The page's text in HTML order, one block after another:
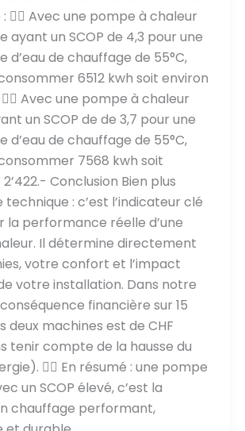
👍🏻 Avec une pompe à chaleur
ayant un SCOP de 4,3 pour une
de chauffage de 55°C,
6512 kwh soit environ
Avec une pompe à chaleur
un SCOP de de 3,7 pour une
de chauffage de 55°C,
7568 kwh soit
Conclusion Bien plus
technique : c’est l’indicateur clé
la performance réelle d’une
Il détermine directement
votre confort et l’impact
votre installation. Dans notre
financière sur 15
deux machines est de CHF
tenir compte de la hausse du
👉🏻 En résumé : une pompe
un SCOP élevé, c’est la
chauffage performant,